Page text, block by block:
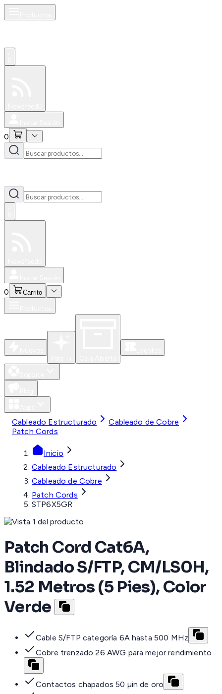
0
0 Carrito
Cableado Estructurado
Cableado de Cobre
Patch Cords
Inicio
Cableado Estructurado
Cableado de Cobre
Patch Cords
STP6X5GR
Patch Cord Cat6A,
Blindado S/FTP, CM/LS0H,
1.52 Metros (5 Pies), Color
Verde
Cable S/FTP categoría 6A hasta 500 MHz
Cobre trenzado 26 AWG para mejor rendimiento
Contactos chapados 50 µin de oro